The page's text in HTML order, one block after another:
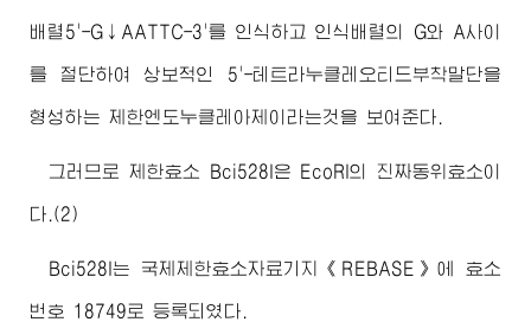
배렬5'-G↓AATTC-3'를 인식하고 인식배렬의 G와 A사이
를 절단하여 상보적인 5'-테트라누클레오티드부착말단을
형성하는 제한엔도누클레아제이라는것을 보여준다.
그러므로 제한효소 Bci528I은 EcoRI의 진짜동위효소이
다.(2)
Bci528I는 국제제한효소자료기지《REBASE》에 효소
번호 18749로 등록되였다.